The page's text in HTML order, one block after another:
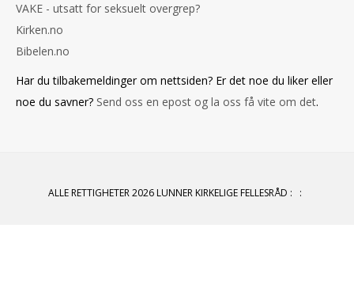
VAKE - utsatt for seksuelt overgrep?
Kirken.no
Bibelen.no
Har du tilbakemeldinger om nettsiden? Er det noe du liker eller
noe du savner? Send oss en epost og la oss få vite om det.
ALLE RETTIGHETER 2026 LUNNER KIRKELIGE FELLESRÅD : :